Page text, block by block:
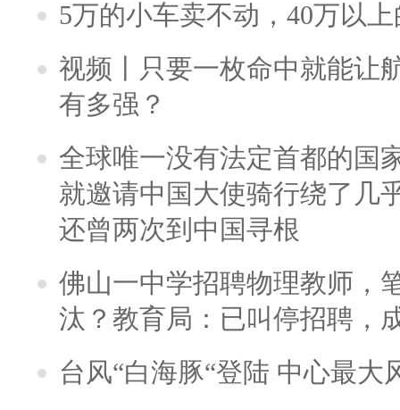
5万的小车卖不动，40万以
视频丨只要一枚命中就能让
有多强？
全球唯一没有法定首都的国
就邀请中国大使骑行绕了几
还曾两次到中国寻根
佛山一中学招聘物理教师，
汰？教育局：已叫停招聘，
台风“白海豚“登陆 中心最大